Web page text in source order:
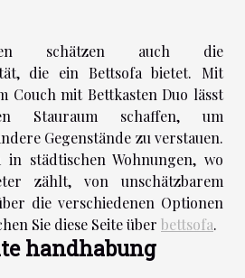
schätzen auch die
die ein Bettsofa bietet. Mit
Couch mit Bettkasten Duo lässt
Stauraum schaffen, um
Gegenstände zu verstauen.
städtischen Wohnungen, wo
zählt, von unschätzbarem
die verschiedenen Optionen
Sie diese Seite über bettsofa.
handhabung